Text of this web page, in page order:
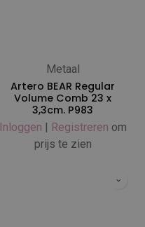
Metaal
Artero BEAR Regular
Volume Comb 23 x
3,3cm. P983
Inloggen | Registreren om
prijs te zien